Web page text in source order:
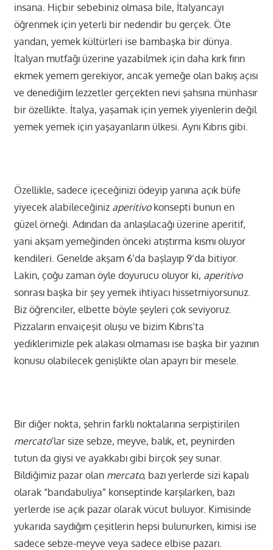
insana. Hiçbir sebebiniz olmasa bile, İtalyancayı
öğrenmek için yeterli bir nedendir bu gerçek. Öte
yandan, yemek kültürleri ise bambaşka bir dünya.
İtalyan mutfağı üzerine yazabilmek için daha kırk fırın
ekmek yemem gerekiyor, ancak yemeğe olan bakış açısı
ve denediğim lezzetlergerçekten nevi şahsına münhasır
bir özellikte. İtalya, yaşamak için yemek yiyenlerin değil
yemek yemek için yaşayanların ülkesi. Aynı Kıbrıs gibi.
Özellikle, sadece içeceğinizi ödeyip yanına açık büfe
yiyecek alabileceğiniz aperitivokonsepti bunun en
güzel örneği. Adından da anlaşılacağı üzerine aperitif,
yani akşam yemeğinden önceki atıştırma kısmı oluyor
kendileri. Genelde akşam 6’da başlayıp 9’da bitiyor.
Lakin, çoğu zaman öyle doyurucu oluyor ki, aperitivo
sonrası başka bir şey yemek ihtiyacı hissetmiyorsunuz.
Biz öğrenciler, elbette böyle şeyleri çok seviyoruz.
Pizzaların envaiçeşit oluşu ve bizim Kıbrıs’ta
yediklerimizle pek alakası olmaması ise başka bir yazının
konusu olabilecek genişlikte olan apayrı bir mesele.
Bir diğer nokta, şehrin farklı noktalarına serpiştirilen
mercato’lar size sebze, meyve, balık, et, peynirden
tutun da giysi ve ayakkabı gibi birçok şey sunar.
Bildiğimiz pazar olanmercato, bazı yerlerde sizi kapalı
olarak “bandabuliya” konseptinde karşılarken, bazı
yerlerde ise açık pazar olarak vücut buluyor. Kimisinde
yukarıda saydığım çeşitlerin hepsi bulunurken, kimisi ise
sadece sebze-meyve veya sadece elbise pazarı.